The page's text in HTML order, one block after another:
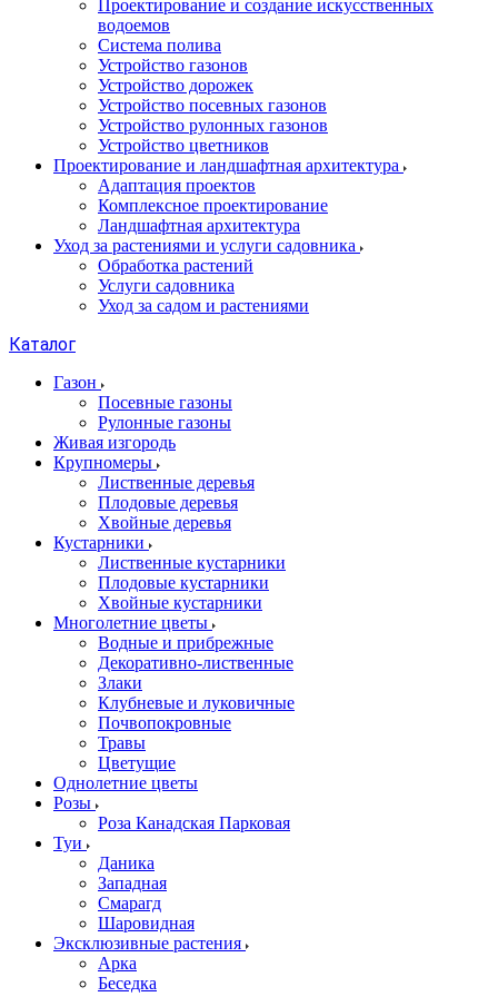
Проектирование и создание искусственных
водоемов
Система полива
Устройство газонов
Устройство дорожек
Устройство посевных газонов
Устройство рулонных газонов
Устройство цветников
Проектирование и ландшафтная архитектура
Адаптация проектов
Комплексное проектирование
Ландшафтная архитектура
Уход за растениями и услуги садовника
Обработка растений
Услуги садовника
Уход за садом и растениями
Каталог
Газон
Посевные газоны
Рулонные газоны
Живая изгородь
Крупномеры
Лиственные деревья
Плодовые деревья
Хвойные деревья
Кустарники
Лиственные кустарники
Плодовые кустарники
Хвойные кустарники
Многолетние цветы
Водные и прибрежные
Декоративно-лиственные
Злаки
Клубневые и луковичные
Почвопокровные
Травы
Цветущие
Однолетние цветы
Розы
Роза Канадская Парковая
Туи
Даника
Западная
Смарагд
Шаровидная
Эксклюзивные растения
Арка
Беседка